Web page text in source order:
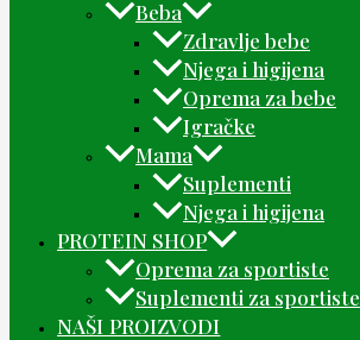
Beba
Zdravlje bebe
Njega i higijena
Oprema za bebe
Igračke
Mama
Suplementi
Njega i higijena
PROTEIN SHOP
Oprema za sportiste
Suplementi za sportiste
NAŠI PROIZVODI